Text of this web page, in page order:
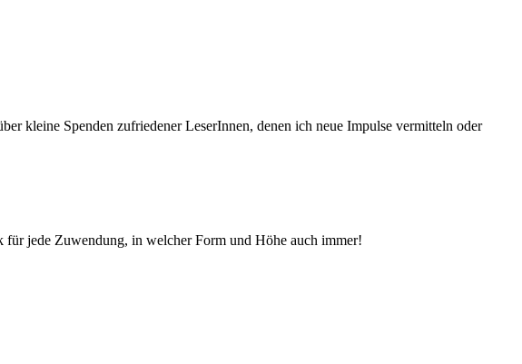
kleine Spenden zufriedener Le­serInnen, denen ich neue Im­pul­se vermitteln oder
für jede Zuwendung, in welcher Form und Höhe auch immer!